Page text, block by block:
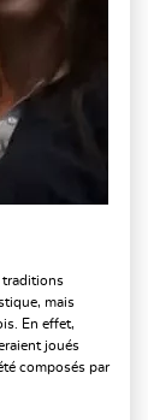
traditions
mais
En effet,
joués
composés par